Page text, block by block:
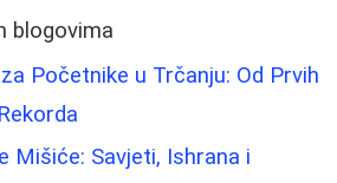
blogovima
Početnike u Trčanju: Od Prvih
Mišiće: Savjeti, Ishrana i